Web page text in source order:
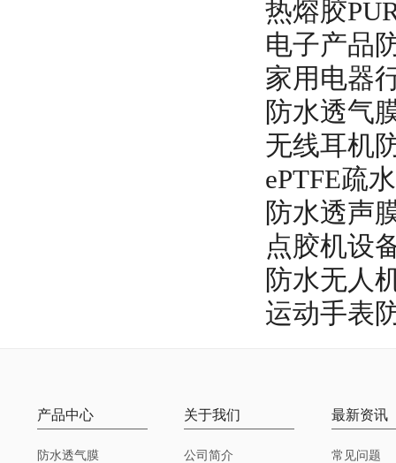
热熔胶
电子产品
家用电器
防水透气
无线耳机
ePTFE疏
防水透声
点胶机设
防水无人
运动手表
产品中心
防水透气膜
关于我们
公司简介
最新资讯
常见问题